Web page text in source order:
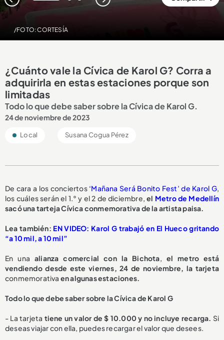
/FOTO: CORTESÍA
¿Cuánto vale la Cívica de Karol G? Corra a
adquirirla en estas estaciones porque son
limitadas
Todo lo que debe saber sobre la Cívica de Karol G.
24 de noviembre de 2023
Local Susana Cogua Pérez
De cara a los conciertos ‘Mañana Será Bonito Fest’ de Karol G,
los cuáles serán el 1.° y el 2 de diciembre,el Metro de Medellín
sacó una tarteja Cívica conmemorativa de la artista paisa.
Lea también: EN VIDEO: Karol G trabajó en El Hueco gritando
“a 10 mil, a 10 mil”
En una alianza comercial con la Bichota, el metro está
vendiendo desde este viernes, 24 de noviembre, la tarjeta
conmemorativa en algunas estaciones.
Todo lo que debe saber sobre la Cívica de Karol G
- La tarjeta tiene un valor de $ 10.000 y no incluye recarga. Si
deseas viajar con ella, puedes recargar el valor que desees.